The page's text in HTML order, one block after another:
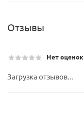
Отзывы
Нет оценок
Загрузка отзывов...